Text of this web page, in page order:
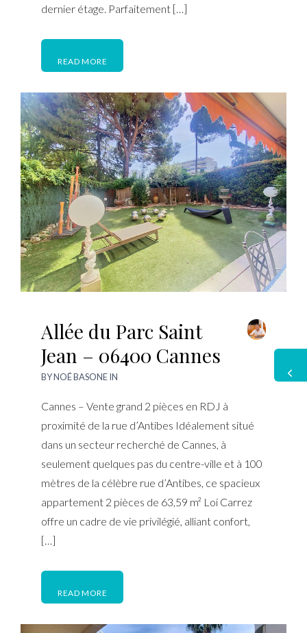
dernier étage. Parfaitement […]
READ MORE
Allée du Parc Saint
Jean – 06400 Cannes
BYNOÉ BASONEIN
Cannes – Vente grand 2 pièces en RDJ à
proximité de la rue d’Antibes Idéalement situé
dans un secteur recherché de Cannes, à
seulement quelques pas du centre-ville et à 100
mètres de la célèbre rue d’Antibes, ce spacieux
appartement 2 pièces de 63,59 m² Loi Carrez
offre un cadre de vie privilégié, alliant confort,
[…]
READ MORE